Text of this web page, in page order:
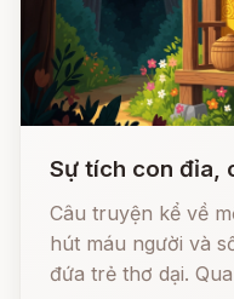
Sự tích con đỉa,
Câu truyện kể về
hút máu người và
đứa trẻ thơ dại.